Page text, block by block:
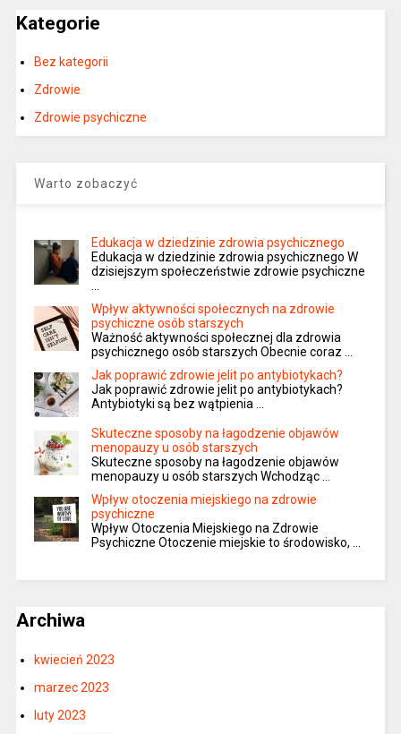
Kategorie
Bez kategorii
Zdrowie
Zdrowie psychiczne
Warto zobaczyć
Edukacja w dziedzinie zdrowia psychicznego
Edukacja w dziedzinie zdrowia psychicznego W
dzisiejszym społeczeństwie zdrowie psychiczne
…
Wpływ aktywności społecznych na zdrowie
psychiczne osób starszych
Ważność aktywności społecznej dla zdrowia
psychicznego osób starszych Obecnie coraz …
Jak poprawić zdrowie jelit po antybiotykach?
Jak poprawić zdrowie jelit po antybiotykach?
Antybiotyki są bez wątpienia …
Skuteczne sposoby na łagodzenie objawów
menopauzy u osób starszych
Skuteczne sposoby na łagodzenie objawów
menopauzy u osób starszych Wchodząc …
Wpływ otoczenia miejskiego na zdrowie
psychiczne
Wpływ Otoczenia Miejskiego na Zdrowie
Psychiczne Otoczenie miejskie to środowisko, …
Archiwa
kwiecień 2023
marzec 2023
luty 2023